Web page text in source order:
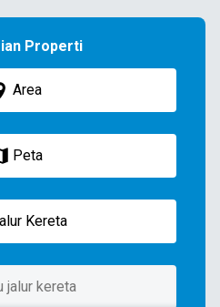
Properti
Area
Peta
Kereta